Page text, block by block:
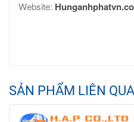
Website:
SẢN PHẨM LIÊN